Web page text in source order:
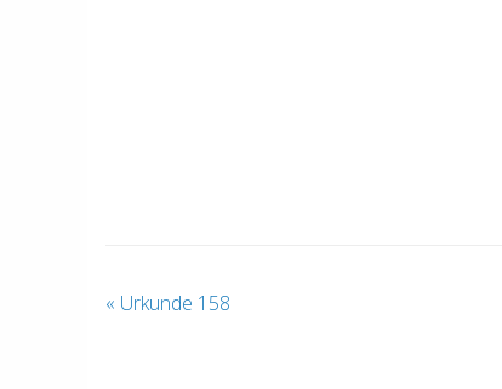
« Urkunde 158